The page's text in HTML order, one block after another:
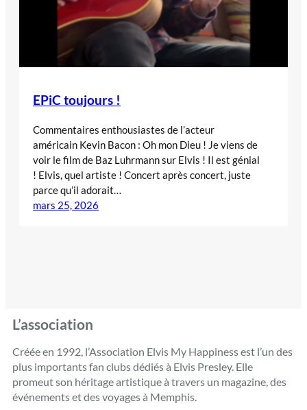
EPiC toujours !
Commentaires enthousiastes de l’acteur
américain Kevin Bacon : Oh mon Dieu ! Je viens de
voir le film de Baz Luhrmann sur Elvis ! Il est génial
! Elvis, quel artiste ! Concert après concert, juste
parce qu’il adorait…
mars 25, 2026
L’association
Créée en 1992, l’Association Elvis My Happiness est l’un des
plus importants fan clubs dédiés à Elvis Presley. Elle
promeut son héritage artistique à travers un magazine, des
événements et des voyages à Memphis.